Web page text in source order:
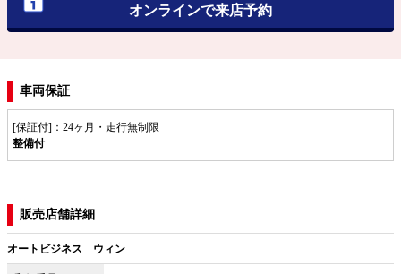
オンラインで来店予約
車両保証
[保証付]：24ヶ月・走行無制限
整備付
販売店舗詳細
オートビジネス ウィン